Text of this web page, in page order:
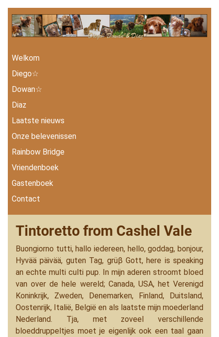
Welkom
Diego☆
Dowan☆
Diaz
Laatste nieuws
Onze belevenissen
Rainbow Bridge
Vriendenboek
Gastenboek
Contact
Tintoretto from Cashel Vale
Buongiorno tutti, hallo iedereen, hello, goddag, bonjour,
Hyvää päivää, guten Tag, grüβ Gott, here is speaking
an echte multi culti pup. In mijn aderen stroomt bloed
van over de hele wereld; Canada, USA, het Verenigd
Koninkrijk, Zweden, Denemarken, Finland, Duitsland,
Oostenrijk, Italië, België en als laatste mijn moederland
Nederland. Tja, met zoveel verschillende
bloeddruppeltjes moet je eigenlijk ook een taal gaan